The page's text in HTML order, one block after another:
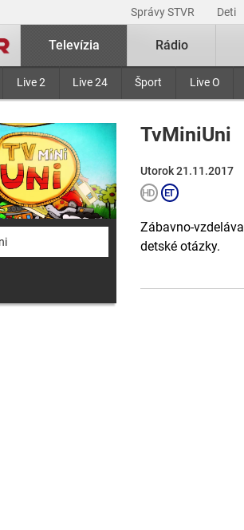
Správy STVR Deti
Televízia
Live 2 Live 24 Šport Live O
Rádio
TvMiniUni
Utorok 21.11.2017
Zábavno-
detské otázky.